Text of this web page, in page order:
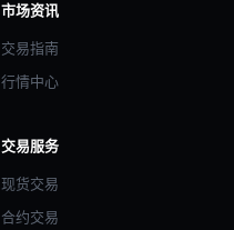
市场资讯
交易指南
行情中心
交易服务
现货交易
合约交易